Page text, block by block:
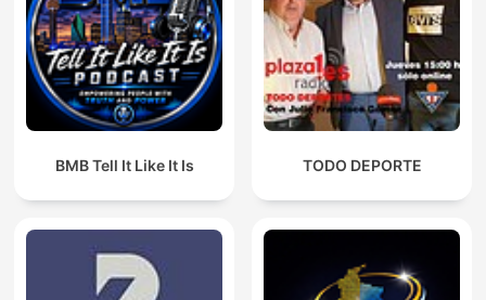
BMB Tell It Like It Is TODO DEPORTE